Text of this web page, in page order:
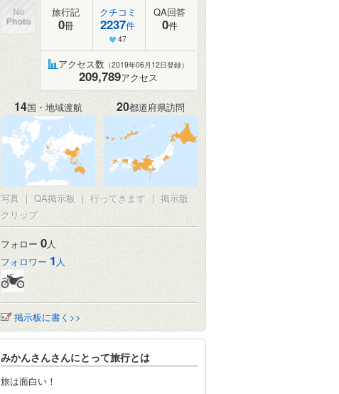
旅行記
0冊
クチコミ
2237件
47
QA回答
0件
アクセス数 （2019年06月12日登録）
209,789アクセス
14国・地域渡航 20都道府県訪問
写真 | QA掲示板 | 行ってきます | 掲示版
クリップ
フォロー 0人
フォロワー 1 人
掲示板に書く>>
みかんさんさんにとって旅行とは
旅は面白い！